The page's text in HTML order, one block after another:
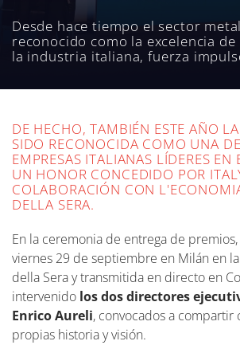
Desde hace tiempo el sector
reconocido como la excelencia de
la industria italiana, fuerza
éxito extraordinario, Aetna
DE HECHO, TAMBIÉN ESTE AÑO
SIDO RECONOCIDA COMO UNA
EMPRESAS ITALIANAS LÍDERES EN
UN HONOR CONCEDIDO POR
COLABORACIÓN CON
DELLA SERA.
En la ceremonia de entrega de
viernes 29 de septiembre en Milán en
della Sera y transmitida en directo en
intervenido los dos directores
Enrico Aureli, convocados a
propias historia y visión.